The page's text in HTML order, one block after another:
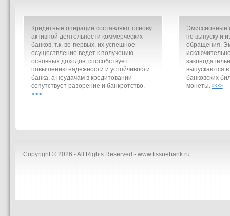
Кредитные операции составляют основу
активной деятельности коммерческих
банков, т.к. во-первых, их успешное
осуществление ведет к получению
основных доходов, способствует
повышению надежности и устойчивости
банка, а неудачам в кредитовании
сопутствует разорение и банкротство.
>>>
Эмиссионные
по выпуску и
обращения.
выпускаются
банковских
монеты. >>>
Copyright © 2026 - All Rights Reserved - www.tissuebank.ru